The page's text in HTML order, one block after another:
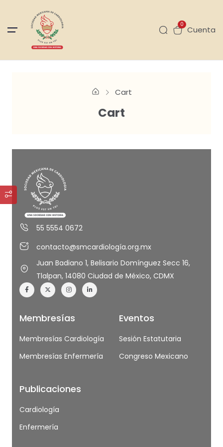
0
Cuenta
Cart
Cart
55 5554 0672
contacto@smcardiología.org.mx
Juan Badiano 1, Belisario Domínguez Secc 16,
Tlalpan, 14080 Ciudad de México, CDMX
Membresías
Membresías Cardiología
Membresías Enfermería
Publicaciones
Cardiología
Enfermería
Eventos
Sesión Estatutaria
Congreso Mexicano